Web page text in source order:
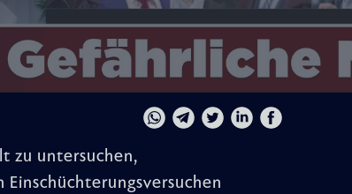
zu untersuchen,
Einschüchterungsversuchen